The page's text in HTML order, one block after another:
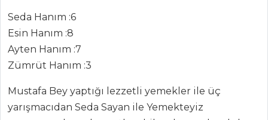
Aktüel
Chefs
Haber
Seda Hanım :6
Esin Hanım :8
Ayten Hanım :7
Zümrüt Hanım :3
Mustafa Bey yaptığı lezzetli yemekler ile üç
yarışmacıdan Seda Sayan ile Yemekteyiz